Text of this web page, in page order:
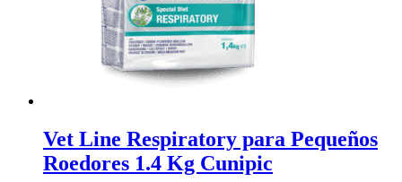
Vet Line Respiratory para Pequeños
Roedores 1.4 Kg Cunipic